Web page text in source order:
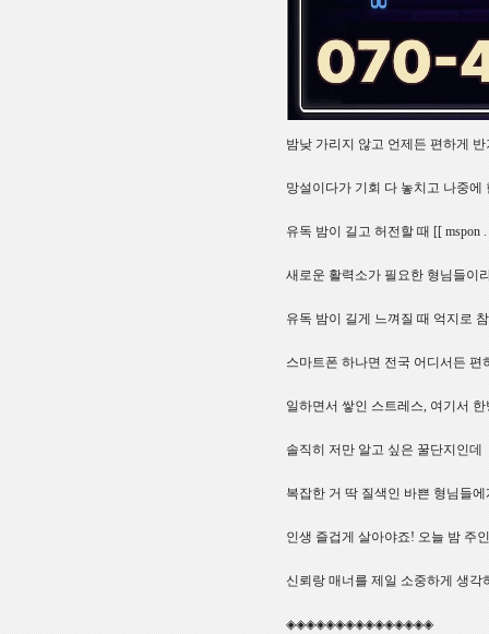
밤낮 가리지 않고 언제든 편하게
망설이다가 기회 다 놓치고 나중
유독 밤이 길고 허전할 때 [[ mspon
새로운 활력소가 필요한 형님들이
유독 밤이 길게 느껴질 때 억지로
스마트폰 하나면 전국 어디서든
일하면서 쌓인 스트레스, 여기서
솔직히 저만 알고 싶은 꿀단지인
복잡한 거 딱 질색인 바쁜 형님들
인생 즐겁게 살아야죠! 오늘 밤 주
신뢰랑 매너를 제일 소중하게 생각
◈◈◈◈◈◈◈◈◈◈◈◈◈◈◈